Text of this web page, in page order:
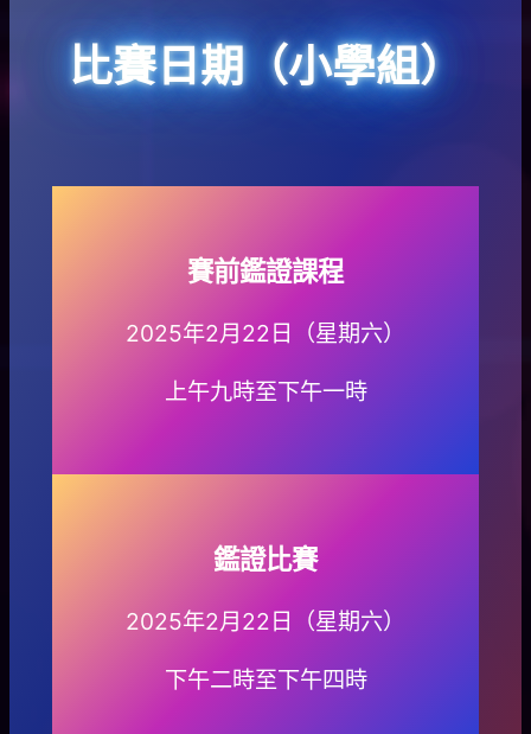
比賽日期（小學組）
賽前鑑證課程
2025年2月22日（星期六）
上午九時至下午一時
鑑證比賽
2025年2月22日（星期六）
下午二時至下午四時